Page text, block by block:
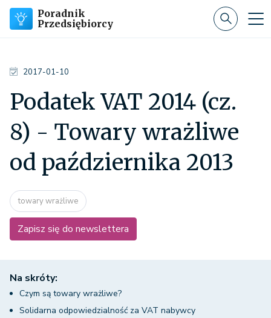
Poradnik
Przedsiębiorcy
2017-01-10
Podatek VAT 2014 (cz.
8) - Towary wrażliwe
od października 2013
towary wrażliwe
Zapisz się do newslettera
Na skróty:
Czym są towary wrażliwe?
Solidarna odpowiedzialność za VAT nabywcy